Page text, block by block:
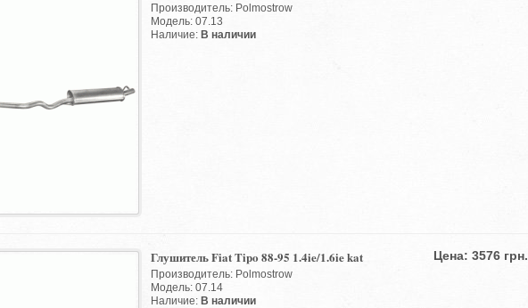
Производитель: Polmostrow
Модель: 07.13
Наличие: В наличии
Цена: 3576 грн.
Глушитель Fiat Tipo 88-95 1.4ie/1.6ie kat
Производитель: Polmostrow
Модель: 07.14
Наличие: В наличии